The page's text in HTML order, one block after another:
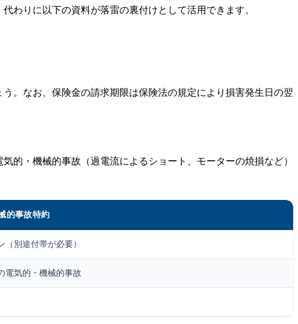
わりに以下の資料が落雷の裏付けとして活用できます。
。なお、保険金の請求期限は保険法の規定により損害発生日の翌
的・機械的事故（過電流によるショート、モーターの焼損など）
的事故特約
（別途付帯が必要）
電気的・機械的事故